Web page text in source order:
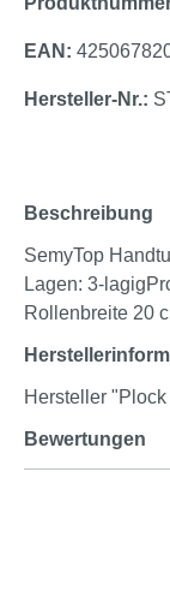
EAN:
Hersteller-Nr.:
Beschreibung
SemyTop
Lagen: 3-
Rollenbreite 20
Hersteller "Plock
Bewertungen